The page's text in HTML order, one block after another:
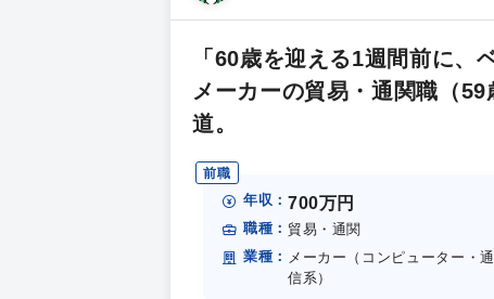
「60歳を迎える1週間前に、
メーカーの貿易・通関職（
道。
前職
年収： 700万円
職種： 貿易・通関
業種： メーカー（コンピューター・通
信系）